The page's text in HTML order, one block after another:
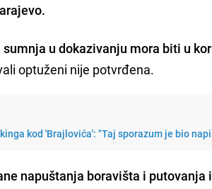
sumnja u dokazivanju mora biti u
optuženi nije potvrđena.
kod 'Brajlovića': "Taj sporazum je bio
napuštanja boravišta i putovanja